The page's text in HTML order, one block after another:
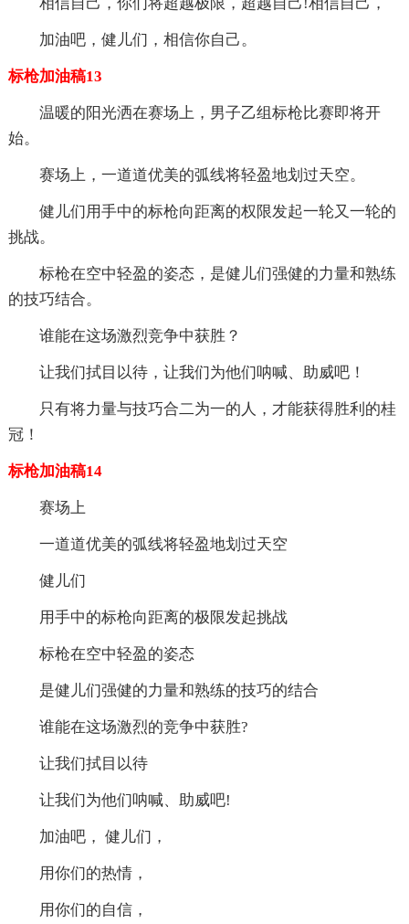
相信自己，你们将超越极限，超越自己!相信自己，
加油吧，健儿们，相信你自己。
标枪加油稿13
温暖的阳光洒在赛场上，男子乙组标枪比赛即将开
始。
赛场上，一道道优美的弧线将轻盈地划过天空。
健儿们用手中的标枪向距离的权限发起一轮又一轮的
挑战。
标枪在空中轻盈的姿态，是健儿们强健的力量和熟练
的技巧结合。
谁能在这场激烈竞争中获胜？
让我们拭目以待，让我们为他们呐喊、助威吧！
只有将力量与技巧合二为一的人，才能获得胜利的桂
冠！
标枪加油稿14
赛场上
一道道优美的弧线将轻盈地划过天空
健儿们
用手中的标枪向距离的极限发起挑战
标枪在空中轻盈的姿态
是健儿们强健的力量和熟练的技巧的结合
谁能在这场激烈的竞争中获胜?
让我们拭目以待
让我们为他们呐喊、助威吧!
加油吧， 健儿们，
用你们的热情，
用你们的自信，